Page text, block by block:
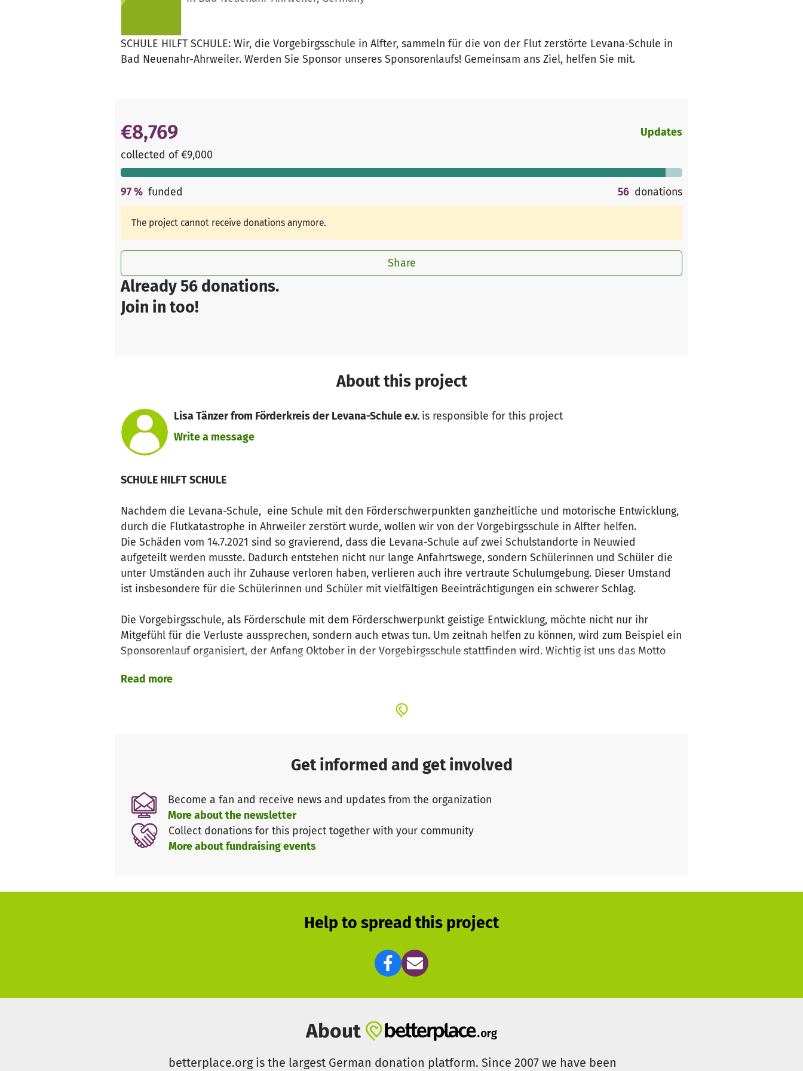
SCHULE HILFT SCHULE: Wir, die Vorgebirgsschule in Alfter, sammeln für die von der Flut zerstörte Levana-Schule in
Bad Neuenahr-Ahrweiler. Werden Sie Sponsor unseres Sponsorenlaufs! Gemeinsam ans Ziel, helfen Sie mit.
Already 56 donations.
Join in too!
€8,769
collected of €9,000
Updates
97% funded 56 donations
The project cannot receive donations anymore.
Share
About this project
Lisa Tänzer from Förderkreis der Levana-Schule e.v. is responsible for this project
Write a message
SCHULE HILFT SCHULE
Nachdem die Levana-Schule, eine Schule mit den Förderschwerpunkten ganzheitliche und motorische Entwicklung,
durch die Flutkatastrophe in Ahrweiler zerstört wurde, wollen wir von der Vorgebirgsschule in Alfter helfen.
Die Schäden vom 14.7.2021 sind so gravierend, dass die Levana-Schule auf zwei Schulstandorte in Neuwied
aufgeteilt werden musste. Dadurch entstehen nicht nur lange Anfahrtswege, sondern Schülerinnen und Schüler die
unter Umständen auch ihr Zuhause verloren haben, verlieren auch ihre vertraute Schulumgebung. Dieser Umstand
ist insbesondere für die Schülerinnen und Schüler mit vielfältigen Beeinträchtigungen ein schwerer Schlag.
Die Vorgebirgsschule, als Förderschule mit dem Förderschwerpunkt geistige Entwicklung, möchte nicht nur ihr
Mitgefühl für die Verluste aussprechen, sondern auch etwas tun. Um zeitnah helfen zu können, wird zum Beispiel ein
Sponsorenlauf organisiert, der Anfang Oktober in der Vorgebirgsschule stattfinden wird. Wichtig ist uns das Motto
Aktionen und Projekte.
Sandspielzeug ...), Geschirr, Computer und iPads, Musikinstrumente, Hilfsmittel zur Unterstützten Kommunikation
und zur Lagerung und Förderung unserer schwerstmehrfachbehinderten SchülerInnen, Schulbusse … alles muss
ersetzt werden. Die Bilder der Schulwebsite sprechen für sich: https://levana-aw.de/
Wir wollen helfen, Sie auch? Werden Sie Sponsor oder Sponsorin unseres Sponsorenlaufes, oder spenden Sie auch
einfach so: jeder Cent hilft. Über weitere folgende Projekte werden wir hier informieren. Schreiben Sie uns auch
gerne eine Mail an: gemeinsam_ans_ziel@vorgebirgsschule.de
Read more
Get informed and get involved
Become a fan and receive news and updates from the organization
More about the newsletter
Collect donations for this project together with your community
More about fundraising events
Help to spread this project
About
betterplace.org is the largest German donation platform. Since 2007 we have been